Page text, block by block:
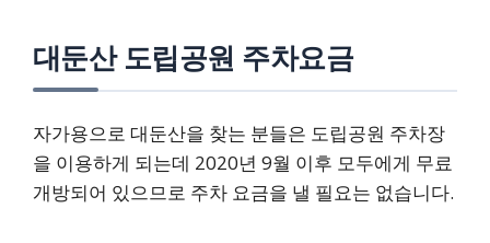
대둔산 도립공원 주차요금
자가용으로 대둔산을 찾는 분들은 도립공원 주차장
을 이용하게 되는데 2020년 9월 이후 모두에게 무료
개방되어 있으므로 주차 요금을 낼 필요는 없습니다.